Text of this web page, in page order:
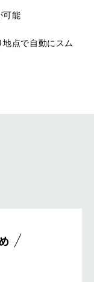
可能
地点で自動にスム